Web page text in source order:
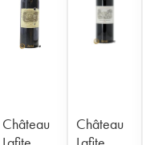
Château
Château